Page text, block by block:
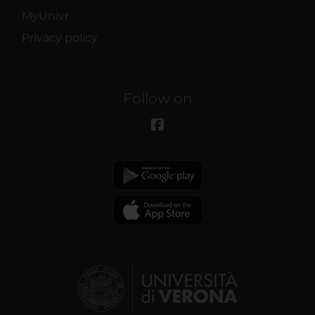
MyUnivr
Privacy policy
Follow on